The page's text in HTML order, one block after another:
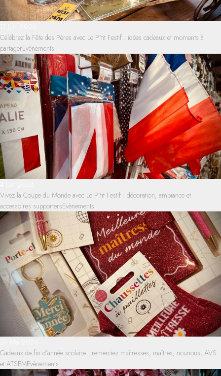
Célébrez la Fête des Pères avec Le P'tit Festif : idées cadeaux et moments à
partagerEvènements
Vivez la Coupe du Monde avec Le P'tit Festif : décoration, ambiance et
accessoires supportersEvènements
Cadeaux de fin d’année scolaire : remerciez maîtresses, maîtres, nounous, AVS
et ATSEMEvènements